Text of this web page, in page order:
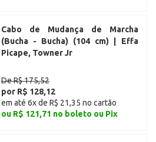
Cabo de Mudança de Marcha
(Bucha - Bucha) (104 cm) | Effa
Picape, Towner Jr
De R$ 175,52
por R$ 128,12
em até 6x de R$ 21,35 no cartão
ou R$ 121,71 no boleto ou Pix